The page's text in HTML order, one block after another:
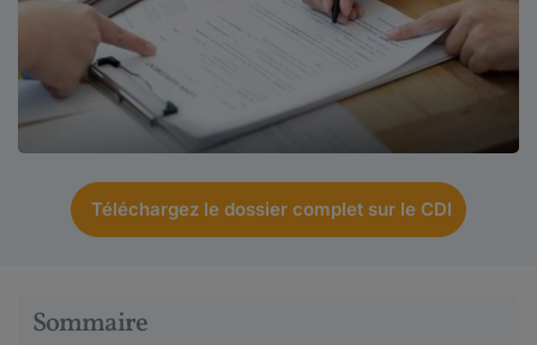
Téléchargez le dossier complet sur le CDI
Sommaire